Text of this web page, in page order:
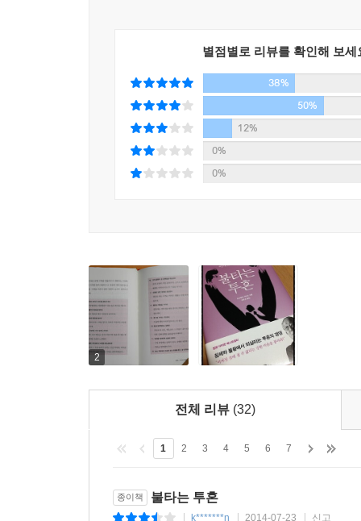
이나모리 가즈오는 스물일곱의 나이로 창업해
자리매김했다. 또한 위기에 몰린 일본항공의 경
번도 적자를 내지 않은 경영자, 경영의 신으로
중소기업으로 출발했다. 맨주먹으로 창업한 그는
만약 상식의 범위에서 멈추는 방식으로 일했다면
경쟁에서 승리하기 위해 경영자는 격투기 선수에
수 있을 리가 없다’고 상식을 들이대며 이야기할
맞서는 격렬한 투지가 필요하다고 강조하고 있다.
그는 투혼을 강조하는 한편, 그 투혼이 경영자만
투혼을 가지고 경영목표의 실현을 위해 매진함과
별점별로 리뷰를 확인해 보세
38%
50%
12%
0%
0%
2
전체 리뷰 (32)
1 2 3 4 5 6 7
종이책 불타는 투혼
k*******n 2014-07-23 신고